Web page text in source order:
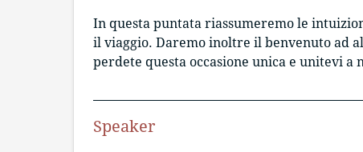
In questa puntata riassumeremo le
il viaggio. Daremo inoltre il benvenuto ad
perdete questa occasione unica e unitevi
Speaker